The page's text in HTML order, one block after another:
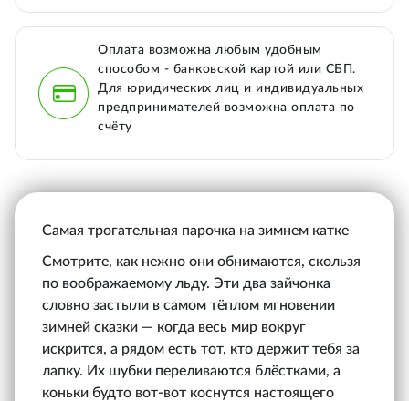
Оплата возможна любым удобным
способом - банковской картой или СБП.
Для юридических лиц и индивидуальных
предпринимателей возможна оплата по
счёту
Самая трогательная парочка на зимнем катке
Смотрите, как нежно они обнимаются, скользя
по воображаемому льду. Эти два зайчонка
словно застыли в самом тёплом мгновении
зимней сказки — когда весь мир вокруг
искрится, а рядом есть тот, кто держит тебя за
лапку. Их шубки переливаются блёстками, а
коньки будто вот-вот коснутся настоящего